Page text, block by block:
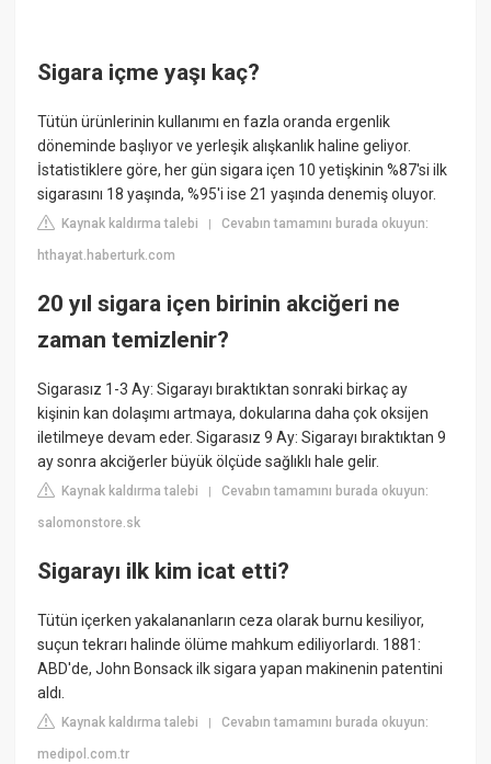
Sigara içme yaşı kaç?
Tütün ürünlerinin kullanımı en fazla oranda ergenlik
döneminde başlıyor ve yerleşik alışkanlık haline geliyor.
İstatistiklere göre, her gün sigara içen 10 yetişkinin %87'si ilk
sigarasını 18 yaşında, %95'i ise 21 yaşında denemiş oluyor.
Kaynak kaldırma talebi |Cevabın tamamını burada okuyun:
hthayat.haberturk.com
20 yıl sigara içen birinin akciğeri ne
zaman temizlenir?
Sigarasız 1-3 Ay: Sigarayı bıraktıktan sonraki birkaç ay
kişinin kan dolaşımı artmaya, dokularına daha çok oksijen
iletilmeye devam eder. Sigarasız 9 Ay: Sigarayı bıraktıktan 9
ay sonra akciğerler büyük ölçüde sağlıklı hale gelir.
Kaynak kaldırma talebi |Cevabın tamamını burada okuyun:
salomonstore.sk
Sigarayı ilk kim icat etti?
Tütün içerken yakalananların ceza olarak burnu kesiliyor,
suçun tekrarı halinde ölüme mahkum ediliyorlardı. 1881:
ABD'de, John Bonsack ilk sigara yapan makinenin patentini
aldı.
Kaynak kaldırma talebi |Cevabın tamamını burada okuyun:
medipol.com.tr